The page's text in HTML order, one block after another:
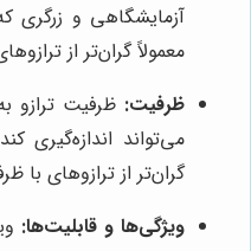
آزمایشگاهی و زرگری
معمولاً گران‌تر از
ظرفیت: ظرفیت ترازو
می‌تواند اندازه‌گیری
گران‌تر از ترازوهای با
ویژگی‌ها و قابلیت‌ها: